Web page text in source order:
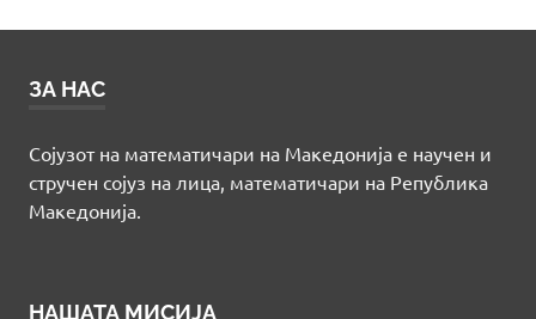
ЗА НАС
Сојузот на математичари на Македонија е научен и
стручен сојуз на лица, математичари на Република
Македонија.
НАШАТА МИСИЈА